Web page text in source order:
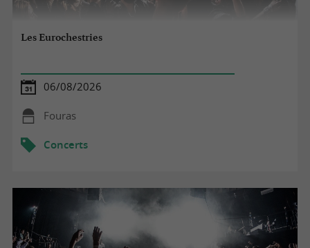
Les Eurochestries
06/08/2026
Fouras
Concerts